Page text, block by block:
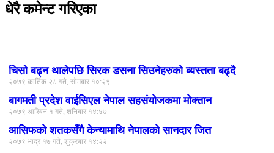
धेरै कमेन्ट गरिएका
चिसो बढ्न थालेपछि सिरक डसना सिउनेहरुको ब्यस्तता बढ्दै
२०७९ कार्तिक २८ गते, सोमबार १०:२९
बागमती प्रदेश वाईसिएल नेपाल सहसंयोजकमा मोक्तान
२०७९ आश्विन १ गते, शनिबार १४:४७
आसिफको शतकसँगै केन्यामाथि नेपालको सानदार जित
२०७९ भाद्र १७ गते, शुक्रबार १४:२२